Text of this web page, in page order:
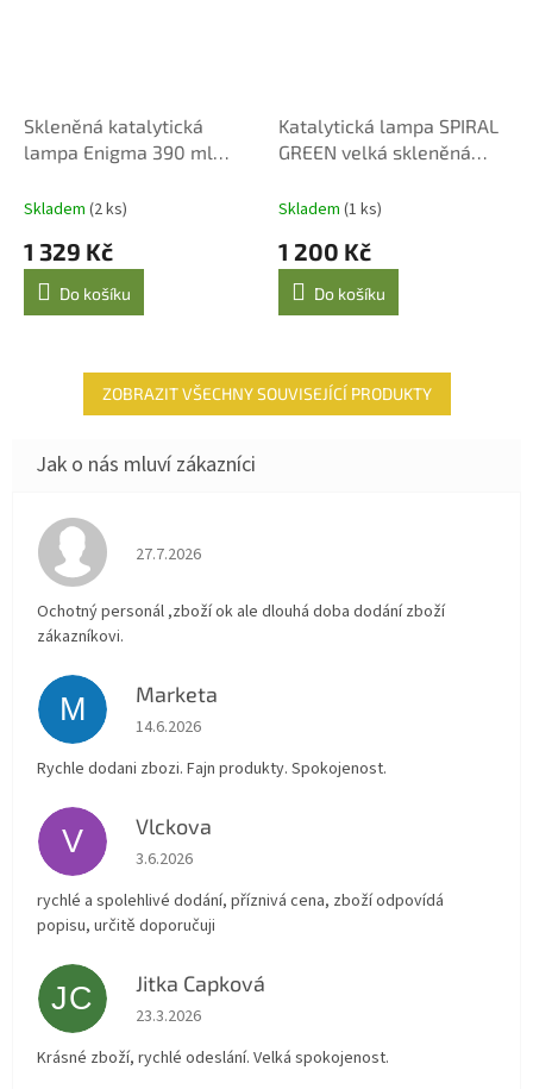
Skleněná katalytická
lampa Enigma 390 ml
Skladem (2 ks)
1 329 Kč
Do košíku
Katalytická lampa SPIRAL
GREEN velká skleněná
Skladem (1 ks)
1 200 Kč
Do košíku
ZOBRAZIT VŠECHNY SOUVISEJÍCÍ PRODUKTY
Hodnocení obchodu je 4 z 5 hvězdiček.
27.7.2026
Ochotný personál ,zboží ok ale dlouhá doba dodání zboží
zákazníkovi.
M Marketa
Hodnocení obchodu je 5 z 5 hvězdiček.
14.6.2026
Rychle dodani zbozi. Fajn produkty. Spokojenost.
V Vlckova
Hodnocení obchodu je 5 z 5 hvězdiček.
3.6.2026
rychlé a spolehlivé dodání, příznivá cena, zboží odpovídá
popisu, určitě doporučuji
JC Jitka Capková
Hodnocení obchodu je 5 z 5 hvězdiček.
23.3.2026
Krásné zboží, rychlé odeslání. Velká spokojenost.